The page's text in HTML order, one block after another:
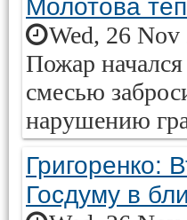
Молотова
Wed, 26 Nov
Пожар
смесью
нарушению
Григоренко:
Госдуму в